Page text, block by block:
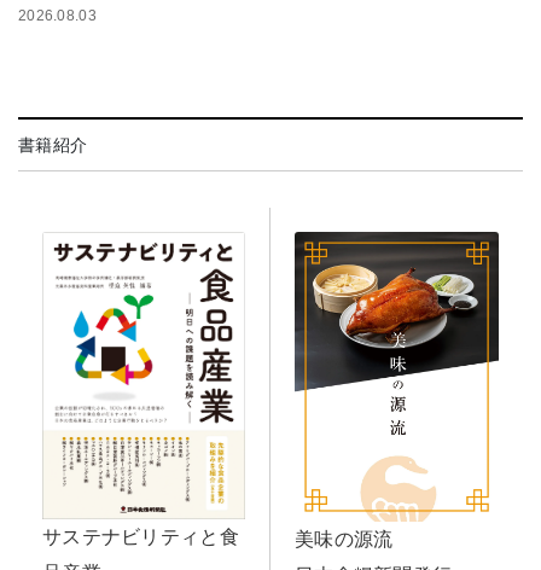
2026.08.03
書籍紹介
サステナビリティと食
美味の源流